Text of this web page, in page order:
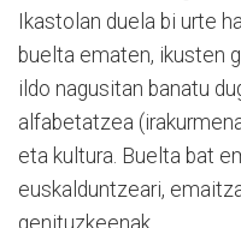
Ikastolan duela bi urte
buelta ematen, ikusten
ildo nagusitan banatu
alfabetatzea
eta kultura. Buelta bat
euskalduntzeari,
genituzkeenak.